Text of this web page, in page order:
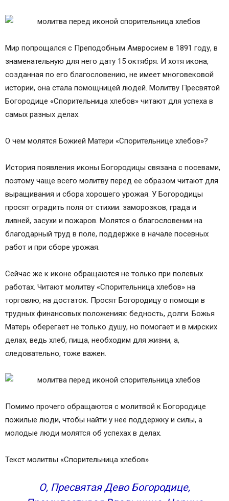
Мир попрощался с Преподобным Амвросием в 1891 году, в
знаменательную для него дату 15 октября. И хотя икона,
созданная по его благословению, не имеет многовековой
истории, она стала помощницей людей. Молитву Пресвятой
Богородице «Спорительница хлебов» читают для успеха в
самых разных делах.
О чем молятся Божией Матери «Спорительнице хлебов»?
История появления иконы Богородицы связана с посевами,
поэтому чаще всего молитву перед ее образом читают для
выращивания и сбора хорошего урожая. У Богородицы
просят оградить поля от стихии: заморозков, града и
ливней, засухи и пожаров. Молятся о благословении на
благодарный труд в поле, поддержке в начале посевных
работ и при сборе урожая.
Сейчас же к иконе обращаются не только при полевых
работах. Читают молитву «Спорительница хлебов» на
торговлю, на достаток. Просят Богородицу о помощи в
трудных финансовых положениях: бедность, долги. Божья
Матерь оберегает не только душу, но помогает и в мирских
делах, ведь хлеб, пища, необходим для жизни, а,
следовательно, тоже важен.
Помимо прочего обращаются с молитвой к Богородице
пожилые люди, чтобы найти у неё поддержку и силы, а
молодые люди молятся об успехах в делах.
Текст молитвы «Спорительница хлебов»
О, Пресвятая Дево Богородице,